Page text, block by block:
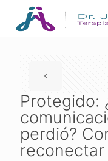
Protegido:
perdió?
reconectar